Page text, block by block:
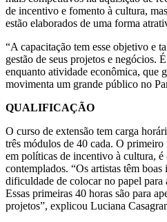
de incentivo e fomento à cultura,
estão elaborados de uma forma
“A capacitação tem esse objetivo e
gestão de seus projetos e negócios.
enquanto atividade econômica, que
movimenta um grande público no
QUALIFICAÇÃO
O curso de extensão tem carga
três módulos de 40 cada. O
em políticas de incentivo à cultura,
contemplados. “Os artistas têm boas
dificuldade de colocar no papel para
Essas primeiras 40 horas são para
projetos”, explicou Luciana